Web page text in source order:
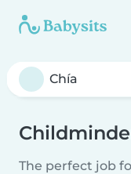
The perfect job